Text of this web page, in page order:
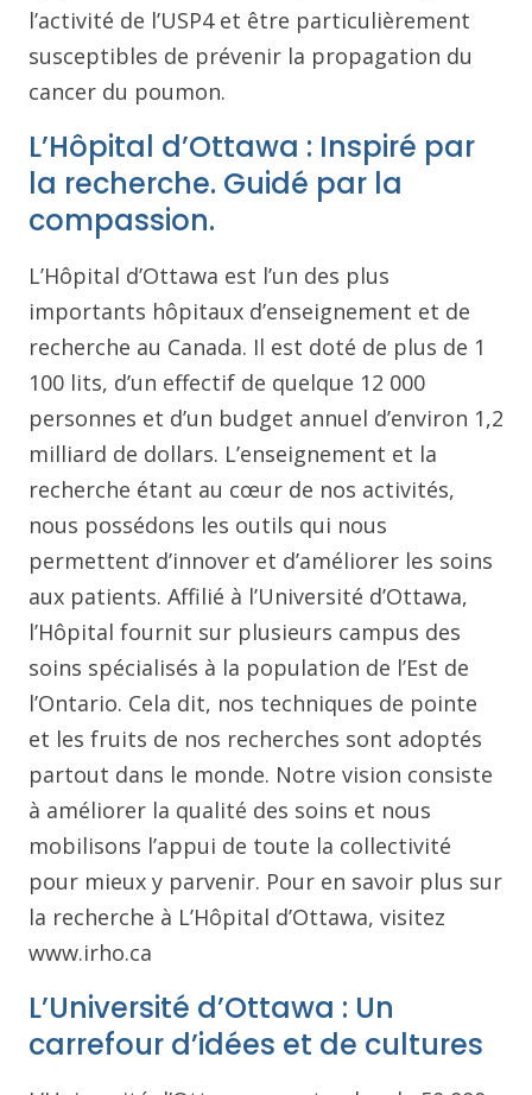
l’activité de l’USP4 et être particulièrement
susceptibles de prévenir la propagation du
cancer du poumon.
L’Hôpital d’Ottawa : Inspiré par
la recherche. Guidé par la
compassion.
L’Hôpital d’Ottawa est l’un des plus
importants hôpitaux d’enseignement et de
recherche au Canada. Il est doté de plus de 1
100 lits, d’un effectif de quelque 12 000
personnes et d’un budget annuel d’environ 1,2
milliard de dollars. L’enseignement et la
recherche étant au cœur de nos activités,
nous possédons les outils qui nous
permettent d’innover et d’améliorer les soins
aux patients. Affilié à l’Université d’Ottawa,
l’Hôpital fournit sur plusieurs campus des
soins spécialisés à la population de l’Est de
l’Ontario. Cela dit, nos techniques de pointe
et les fruits de nos recherches sont adoptés
partout dans le monde. Notre vision consiste
à améliorer la qualité des soins et nous
mobilisons l’appui de toute la collectivité
pour mieux y parvenir. Pour en savoir plus sur
la recherche à L’Hôpital d’Ottawa, visitez
www.irho.ca
L’Université d’Ottawa : Un
carrefour d’idées et de cultures